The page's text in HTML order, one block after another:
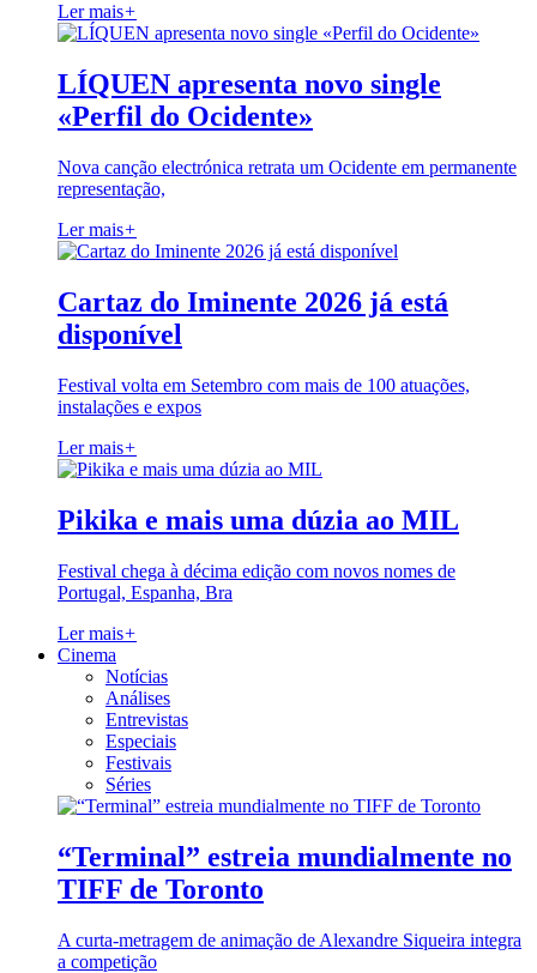
Ler mais+
LÍQUEN apresenta novo single
«Perfil do Ocidente»
Nova canção electrónica retrata um Ocidente em permanente
representação,
Ler mais+
Cartaz do Iminente 2026 já está
disponível
Festival volta em Setembro com mais de 100 atuações,
instalações e expos
Ler mais+
Pikika e mais uma dúzia ao MIL
Festival chega à décima edição com novos nomes de
Portugal, Espanha, Bra
Ler mais+
Cinema
Notícias
Análises
Entrevistas
Especiais
Festivais
Séries
“Terminal” estreia mundialmente no
TIFF de Toronto
A curta-metragem de animação de Alexandre Siqueira integra
a competição